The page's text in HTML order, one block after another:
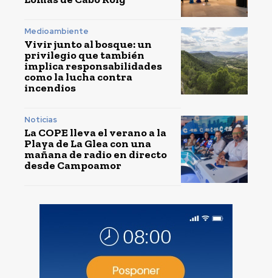
Medioambiente
Vivir junto al bosque: un
privilegio que también
implica responsabilidades
como la lucha contra
incendios
Noticias
La COPE lleva el verano a la
Playa de La Glea con una
mañana de radio en directo
desde Campoamor